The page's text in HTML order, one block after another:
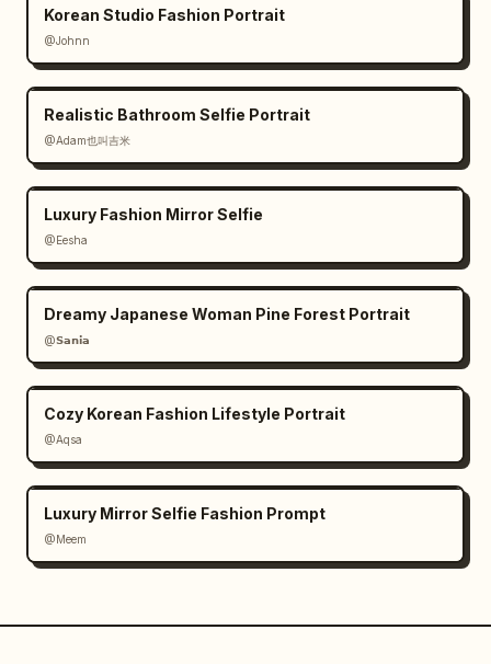
Korean Studio Fashion Portrait
@Johnn
Realistic Bathroom Selfie Portrait
@Adam也叫吉米
Luxury Fashion Mirror Selfie
@Eesha
Dreamy Japanese Woman Pine Forest Portrait
@𝗦𝗮𝗻𝗶𝗮
Cozy Korean Fashion Lifestyle Portrait
@Aqsa
Luxury Mirror Selfie Fashion Prompt
@Meem